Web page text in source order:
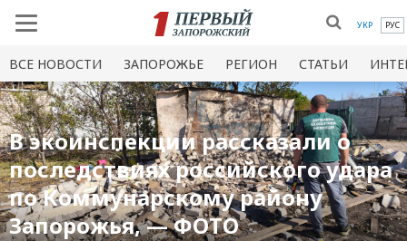
УКР РУС
ВСЕ НОВОСТИ ЗАПОРОЖЬЕ РЕГИОН СТАТЬИ
В экоинспекции рассказали о
последствиях российского удара
по Коммунарскому району
Запорожья, — ФОТО